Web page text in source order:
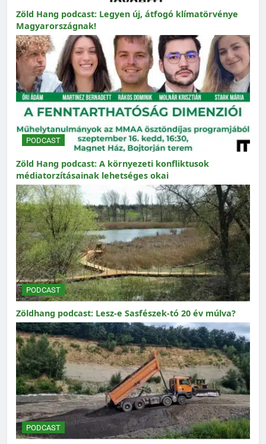
Zöld Hang podcast: Legyen új, átfogó klímatörvénye
Magyarországnak!
PODCAST
Zöld Hang podcast: A környezeti konfliktusok
médiatorzításainak lehetséges okai
PODCAST
Zöldhang podcast: Lesz-e Sasfészek-tó 20 év múlva?
PODCAST